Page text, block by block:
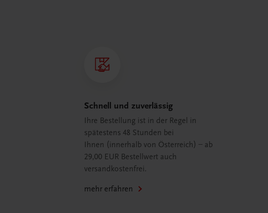
Schnell und zuverlässig
Ihre Bestellung ist in der Regel in
spätestens 48 Stunden bei
Ihnen (innerhalb von Österreich) – ab
29,00 EUR Bestellwert auch
versandkostenfrei.
mehr erfahren